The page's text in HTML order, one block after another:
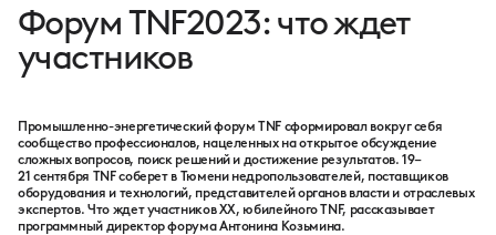
Форум TNF2023: что ждет
участников
Промышленно-энергетический форум TNF сформировал вокруг себя
сообщество профессионалов, нацеленных на открытое обсуждение
сложных вопросов, поиск решений и достижение результатов. 19–
21 сентября TNF соберет в Тюмени недропользователей, поставщиков
оборудования и технологий, представителей органов власти и отраслевых
экспертов. Что ждет участников ХХ, юбилейного TNF, рассказывает
программный директор форума Антонина Козьмина.